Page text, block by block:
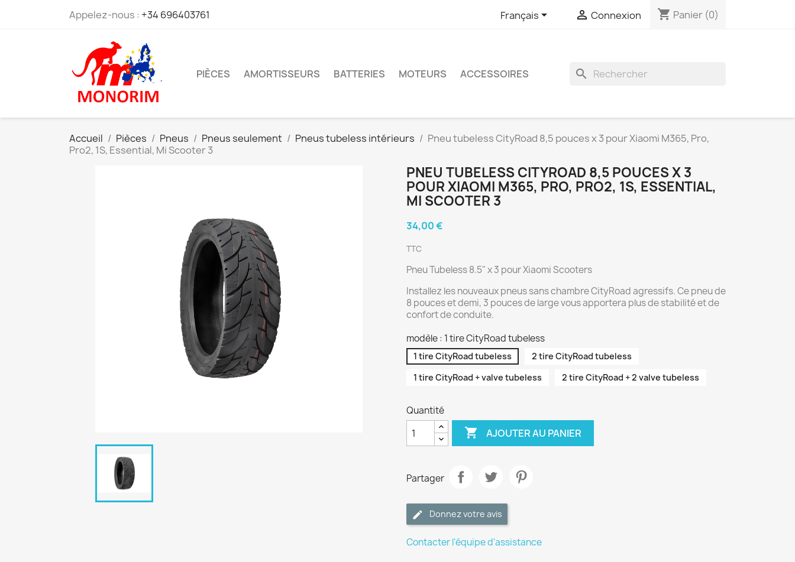
Appelez-nous : +34 696403761 Français  Connexion shopping_cart Panier (0)
PIÈCES AMORTISSEURS BATTERIES MOTEURS ACCESSOIRES search
Accueil Pièces Pneus Pneus seulement Pneus tubeless intérieurs
Pneu tubeless CityRoad 8,5 pouces x 3 pour Xiaomi M365, Pro,
Pro2, 1S, Essential, Mi Scooter 3
PNEU TUBELESS CITYROAD 8,5 POUCES X 3
POUR XIAOMI M365, PRO, PRO2, 1S, ESSENTIAL,
MI SCOOTER 3
34,00 €
TTC
Pneu Tubeless 8.5" x 3 pour Xiaomi Scooters
Installez les nouveaux pneus sans chambre CityRoad agressifs. Ce pneu de
8 pouces et demi, 3 pouces de large vous apportera plus de stabilité et de
confort de conduite.
modèle : 1 tire CityRoad tubeless
1 tire CityRoad tubeless
2 tire CityRoad tubeless
1 tire CityRoad + valve tubeless
2 tire CityRoad + 2 valve tubeless
Quantité
 AJOUTER AU PANIER
Partager
Donnez votre avis
Contacter l'équipe d'assistance